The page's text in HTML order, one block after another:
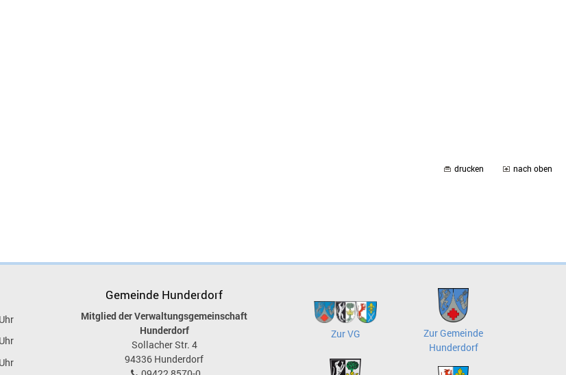
drucken nach oben
Gemeinde Hunderdorf
Mitglied der Verwaltungsgemeinschaft
Hunderdorf
Sollacher Str. 4
94336 Hunderdorf
Zur VG
Zur Gemeinde
Hunderdorf